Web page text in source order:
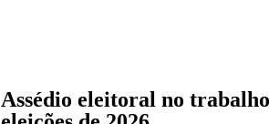
Assédio eleitoral no